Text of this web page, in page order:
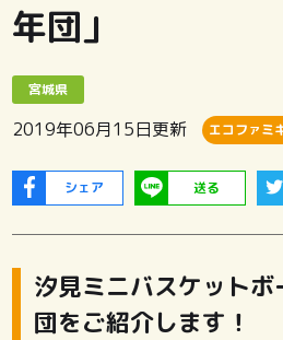
年団」
宮城県
2019年06月15日更新 エコファミ
シェア 送る
汐見ミニバスケット
団をご紹介します！